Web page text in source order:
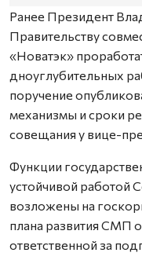
Ранее Президент
Правительству
«Новатэк»
дноуглубительных
поручение
механизмы и сроки
совещания у вице-
Функции
устойчивой работой
возложены на
плана развития СМП
ответственной за